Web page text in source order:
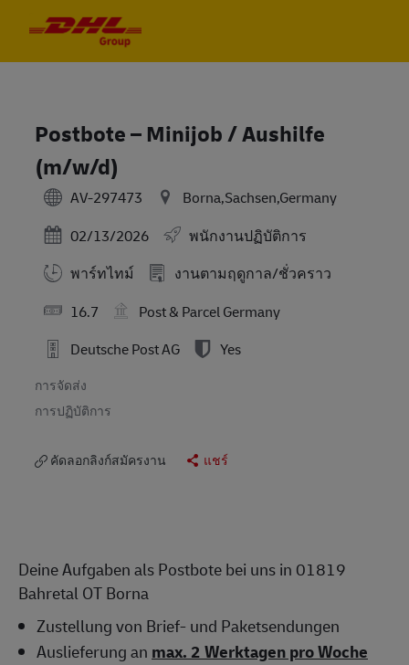
Postbote – Minijob / Aushilfe
(m/w/d)
AV-297473
Borna,Sachsen,Germany
Posted Date
02/13/2026
พนักงานปฏิบัติการ
พาร์ทไทม์
งานตามฤดูกาล/ชั่วคราว
16.7
Post & Parcel Germany
Deutsche Post AG
Yes
การจัดส่ง
การปฏิบัติการ
คัดลอกลิงก์สมัครงาน แชร์
Deine Aufgaben als Postbote bei uns in 01819
Bahretal OT Borna
Zustellung von Brief- und Paketsendungen
Auslieferung an max. 2 Werktagen pro Woche